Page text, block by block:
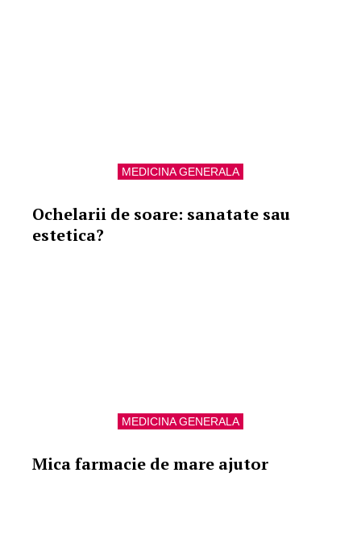
MEDICINA GENERALA
Ochelarii de soare: sanatate sau
estetica?
MEDICINA GENERALA
Mica farmacie de mare ajutor